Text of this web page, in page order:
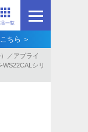
品一覧
ちら ＞
／アプライ
WS22CALシリ